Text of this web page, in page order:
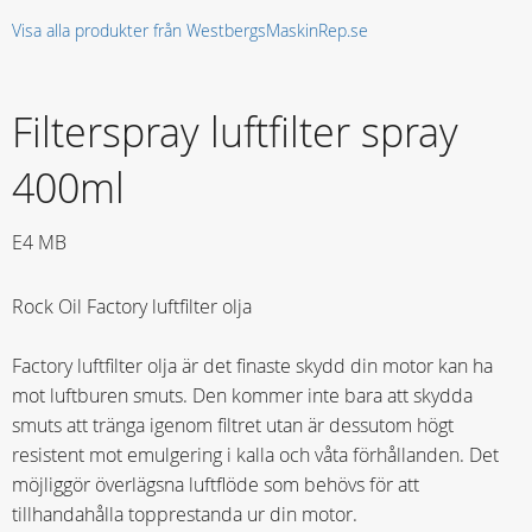
Visa alla produkter från WestbergsMaskinRep.se
Filterspray luftfilter spray
400ml
E4 MB
Rock Oil Factory luftfilter olja
Factory luftfilter olja är det finaste skydd din motor kan ha
mot luftburen smuts. Den kommer inte bara att skydda
smuts att tränga igenom filtret utan är dessutom högt
resistent mot emulgering i kalla och våta förhållanden. Det
möjliggör överlägsna luftflöde som behövs för att
tillhandahålla topprestanda ur din motor.